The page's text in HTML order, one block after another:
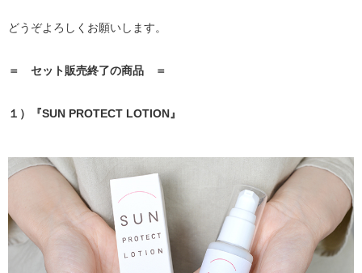
どうぞよろしくお願いします。
＝ セット販売終了の商品 ＝
１）『SUN PROTECT LOTION』